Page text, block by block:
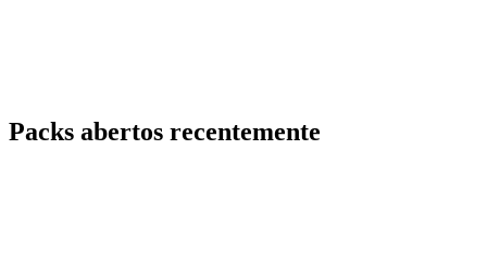
Packs abertos recentemente